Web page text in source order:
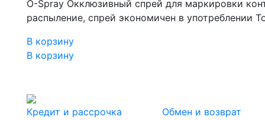
O-Spray Окклюзивный спрей для маркировки
распыление, спрей экономичен в употреблении
В корзину
В корзину
Кредит и рассрочка
Обмен и возврат